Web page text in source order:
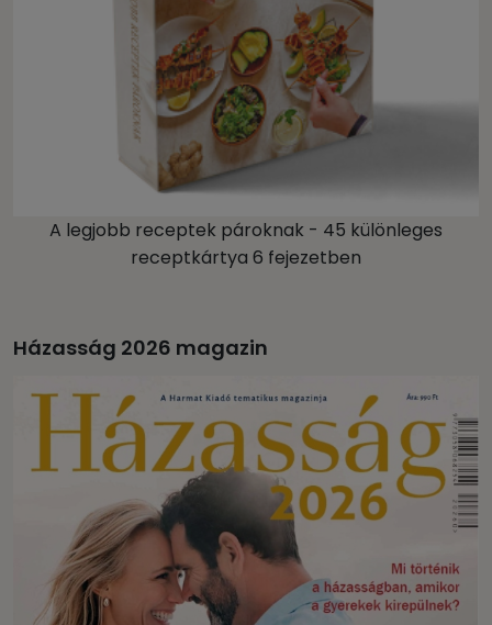
A legjobb receptek pároknak - 45 különleges
receptkártya 6 fejezetben
Házasság 2026 magazin